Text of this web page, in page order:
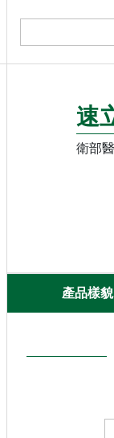
速
衛部
產品樣貌